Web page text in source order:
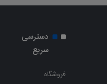
دسترسی
سریع
فروشگاه